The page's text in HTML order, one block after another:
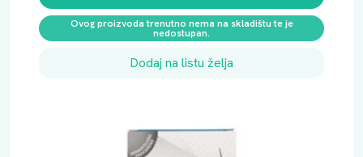
Ovog proizvoda trenutno nema na skladištu te je
nedostupan.
Dodaj na listu želja